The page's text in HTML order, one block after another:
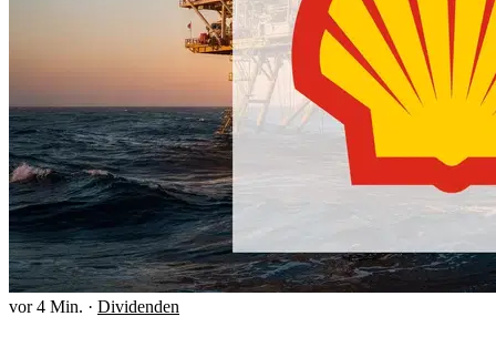
vor 4 Min. · Dividenden